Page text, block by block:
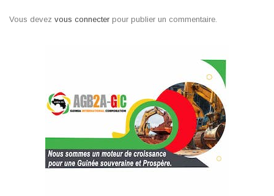
Vous devez vous connecter pour publier un commentaire.